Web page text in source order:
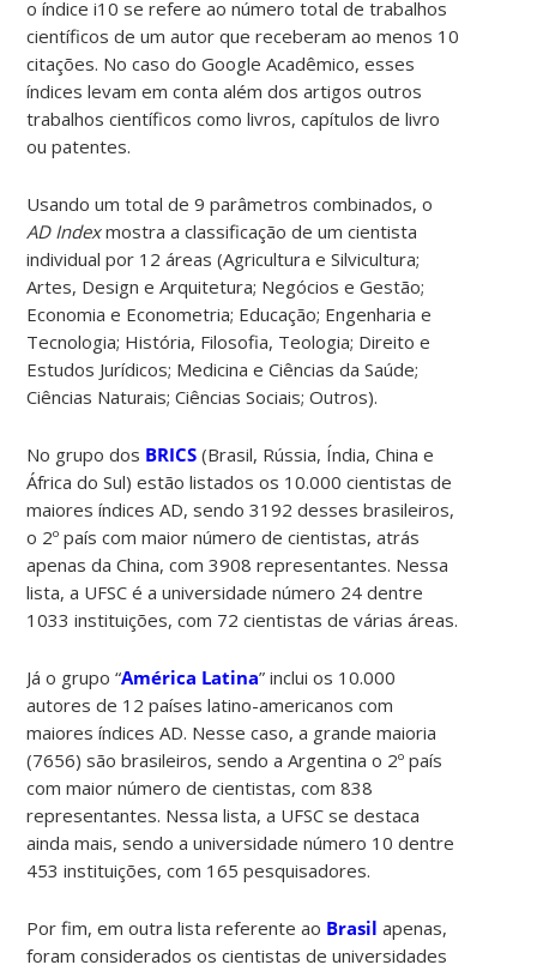
o índice i10 se refere ao número total de trabalhos
científicos de um autor que receberam ao menos 10
citações. No caso do Google Acadêmico, esses
índices levam em conta além dos artigos outros
trabalhos científicos como livros, capítulos de livro
ou patentes.
Usando um total de 9 parâmetros combinados, o
AD Indexmostra a classificação de um cientista
individual por 12 áreas (Agricultura e Silvicultura;
Artes, Design e Arquitetura; Negócios e Gestão;
Economia e Econometria; Educação; Engenharia e
Tecnologia; História, Filosofia, Teologia; Direito e
Estudos Jurídicos; Medicina e Ciências da Saúde;
Ciências Naturais; Ciências Sociais; Outros).
No grupo dos BRICS (Brasil, Rússia, Índia, China e
África do Sul) estão listados os 10.000 cientistas de
maiores índices AD, sendo 3192 desses brasileiros,
o 2º país com maior número de cientistas, atrás
apenas da China, com 3908 representantes. Nessa
lista, a UFSC é a universidade número 24 dentre
1033 instituições, com 72 cientistas de várias áreas.
Já o grupo “América Latina” inclui os 10.000
autores de 12 países latino-americanos com
maiores índices AD. Nesse caso, a grande maioria
(7656) são brasileiros, sendo a Argentina o 2º país
com maior número de cientistas, com 838
representantes. Nessa lista, a UFSC se destaca
ainda mais, sendo a universidade número 10 dentre
453 instituições, com 165 pesquisadores.
Por fim, em outra lista referente ao Brasil apenas,
foram considerados os cientistas de universidades